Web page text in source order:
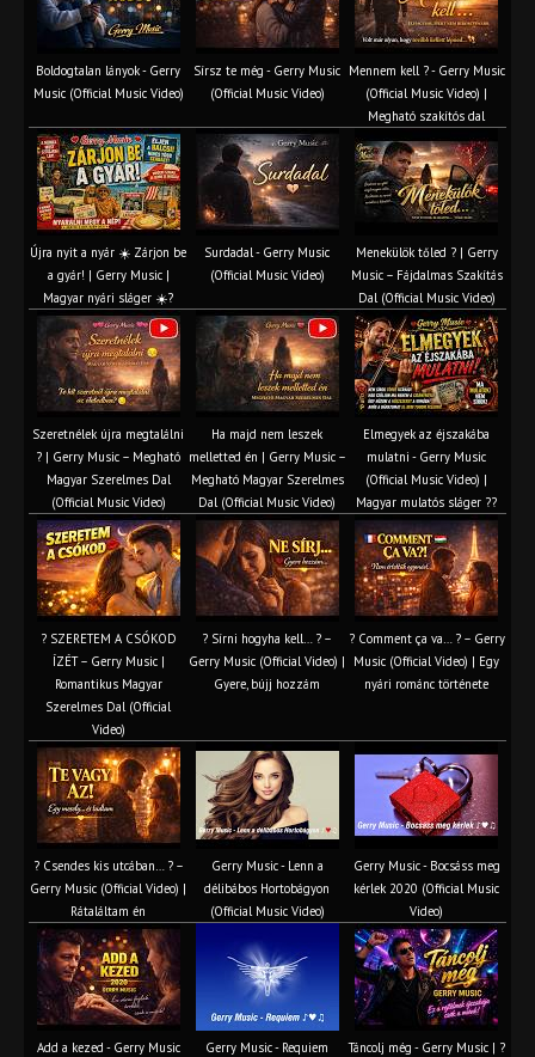
Boldogtalan lányok - Gerry
Music (Official Music Video)
Sírsz te még - Gerry Music
(Official Music Video)
Mennem kell ? - Gerry Music
(Official Music Video) |
Megható szakítós dal
Újra nyit a nyár ☀️ Zárjon be
a gyár! | Gerry Music |
Magyar nyári sláger ☀️?
Surdadal - Gerry Music
(Official Music Video)
Menekülök tőled ? | Gerry
Music – Fájdalmas Szakítás
Dal (Official Music Video)
Szeretnélek újra megtalálni
? | Gerry Music – Megható
Magyar Szerelmes Dal
(Official Music Video)
Ha majd nem leszek
melletted én | Gerry Music –
Megható Magyar Szerelmes
Dal (Official Music Video)
Elmegyek az éjszakába
mulatni - Gerry Music
(Official Music Video) |
Magyar mulatós sláger ??
? SZERETEM A CSÓKOD
ÍZÉT – Gerry Music |
Romantikus Magyar
Szerelmes Dal (Official
Video)
? Sírni hogyha kell… ? –
Gerry Music (Official Video) |
Gyere, bújj hozzám
? Comment ça va… ? – Gerry
Music (Official Video) | Egy
nyári románc története
? Csendes kis utcában… ? –
Gerry Music (Official Video) |
Rátaláltam én
Gerry Music - Lenn a
délibábos Hortobágyon
(Official Music Video)
Gerry Music - Bocsáss meg
kérlek 2020 (Official Music
Video)
Add a kezed - Gerry Music
Gerry Music - Requiem
Táncolj még - Gerry Music | ?